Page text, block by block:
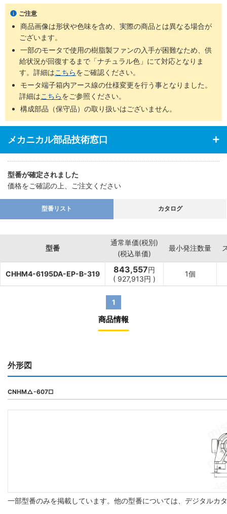
比の両立を可能にしました
・噛み合い率がインボリュートギヤの2～3倍高く、衝撃荷重が発生
しても多くの歯で分散して吸収する為、タフで長寿命な減速機です
・減速機部の材質は耐摩耗・耐疲労性に富む高炭素高クロム軸受鋼
を使用しています
ご注意
商品画像は形状や色味を含め、実際の商品とは異なる場合が
ございます。
一部のモータで使用の樹脂製ファンの入手が困難なため、供
給状況が回復するまで「ナチュラル色」にて対応となりま
す。詳細はこちらをご確認ください。
モータ端子箱内アース線の仕様変更を行う事となりました。
詳細はこちらをご参照ください。
構成部品（保守品）の取り扱いはございません。
メカニカル部品技術窓口
型番が確定されました
価格をご確認の上、ご注文ください
型番リスト カタログ
型番
通常単価(税別)
(税込単価)
最小発注数量
CHHM4-6195DA-EP-B-319 843,557円
( 927,913円 )
1個
1
商品情報
外形図
CNHM△-607□
一部型番のみを掲載しています。他の型番については、デジタルカ